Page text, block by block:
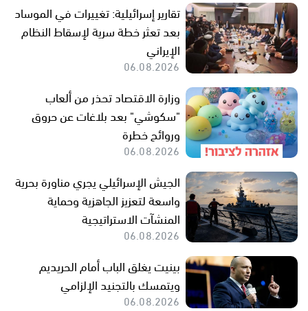
تقارير إسرائيلية: تغييرات في الموساد
بعد تعثر خطة سرية لإسقاط النظام
الإيراني
06.08.2026
وزارة الاقتصاد تحذر من ألعاب
"سكوشي" بعد بلاغات عن حروق
وروائح خطرة
06.08.2026
الجيش الإسرائيلي يجري مناورة بحرية
واسعة لتعزيز الجاهزية وحماية
المنشآت الاستراتيجية
06.08.2026
بينيت يغلق الباب أمام الحريديم
ويتمسك بالتجنيد الإلزامي
06.08.2026